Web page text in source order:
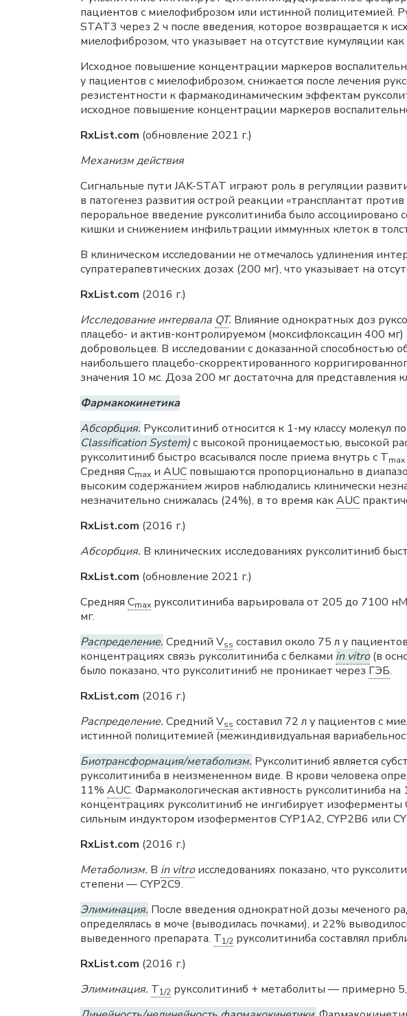
пациентов с миелофиброзом или истинной полицитемией.
STAT3 через 2 ч после введения, которое возвращается к
миелофиброзом, что указывает на отсутствие кумуляции
Исходное повышение концентрации маркеров
у пациентов с миелофиброзом, снижается после лечения
резистентности к фармакодинамическим эффектам
исходное повышение концентрации маркеров
RxList.com (обновление 2021 г.)
Механизм действия
Сигнальные пути JAK-STAT играют роль в регуляции
в патогенез развития острой реакции «трансплантат
пероральное введение руксолитиниба было ассоциировано
кишки и снижением инфильтрации иммунных клеток в
В клиническом исследовании не отмечалось удлинения
супратерапевтических дозах (200 мг), что указывает на
RxList.com (2016 г.)
Исследование интервала QT. Влияние однократных доз
плацебо- и актив-контролируемом (моксифлоксацин 400
добровольцев. В исследовании с доказанной
наибольшего плацебо-скорректированного
значения 10 мс. Доза 200 мг достаточна для представления
Фармакокинетика
Абсорбция. Руксолитиниб относится к 1-му классу молекул
Classification System)с высокой проницаемостью, высокой
руксолитиниб быстро всасывался после приема внутрь с Tmах
Средняя Сmах и AUC повышаются пропорционально в
высоким содержанием жиров наблюдались клинически
незначительно снижалась (24%), в то время какAUC
RxList.com (2016 г.)
Абсорбция. В клинических исследованиях руксолитиниб
RxList.com (обновление 2021 г.)
Средняя Cmax руксолитиниба варьировала от 205 до 7100
мг.
Распределение. Средний Vss составил около 75 л у
концентрациях связь руксолитиниба с белками in vitro(в
было показано, что руксолитиниб не проникает через ГЭБ.
RxList.com (2016 г.)
Распределение. Средний Vss составил 72 л у пациентов с
истинной полицитемией (межиндивидуальная
Биотрансформация/метаболизм. Руксолитиниб является
руксолитиниба в неизмененном виде. В крови человека
11% AUC. Фармакологическая активность руксолитиниба
концентрациях руксолитиниб не ингибирует изоферменты
сильным индуктором изоферментов CYP1A2, CYP2B6 или
RxList.com (2016 г.)
Метаболизм. В in vitroисследованиях показано, что
степени — CYP2C9.
Элиминация. После введения однократной дозы меченого
определялась в моче (выводилась почками), и 22%
выведенного препарата. T1/2 руксолитиниба составлял
RxList.com (2016 г.)
Элиминация. T1/2 руксолитиниб + метаболиты — примерно